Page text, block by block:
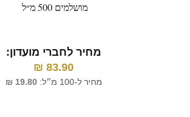
מושלמים 500 מ״ל
מחיר לחברי מועדון:
83.90
₪
מחיר ל-100 מ״ל: 19.80
₪